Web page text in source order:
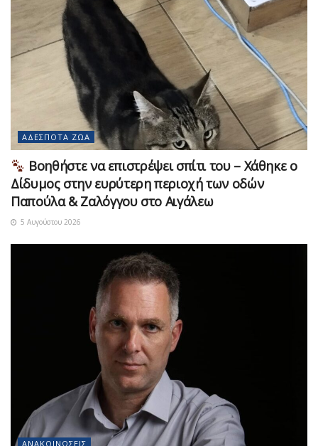
ΑΔΈΣΠΟΤΑ ΖΏΑ
Βοηθήστε να επιστρέψει σπίτι του – Χάθηκε ο
Δίδυμος στην ευρύτερη περιοχή των οδών
Παπούλα & Ζαλόγγου στο Αιγάλεω
5 Αυγούστου 2026
ΑΝΑΚΟΙΝΏΣΕΙΣ